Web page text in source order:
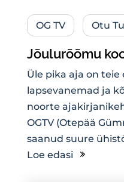
OG TV Otu
Jõulurõõmu
Üle pika aja on teie
lapsevanemad ja
noorte
OGTV (Otepää
saanud suure
Loe edasi